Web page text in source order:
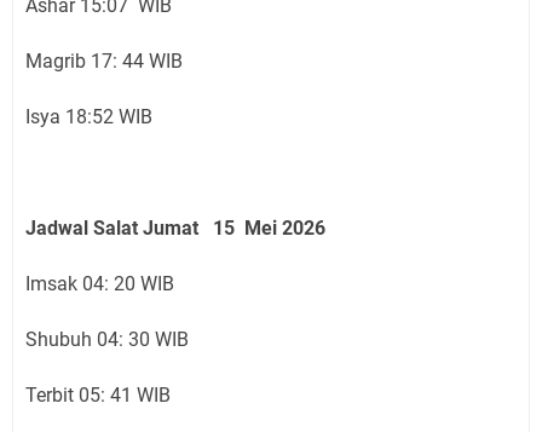
Ashar 15:07 WIB
Magrib 17: 44 WIB
Isya 18:52 WIB
Jadwal Salat Jumat 15 Mei 2026
Imsak 04: 20 WIB
Shubuh 04: 30 WIB
Terbit 05: 41 WIB